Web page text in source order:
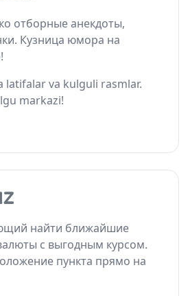
отборные анекдоты,
Кузница юмора на
latifalar va kulguli rasmlar.
markazi!
найти ближайшие
с выгодным курсом.
пункта прямо на